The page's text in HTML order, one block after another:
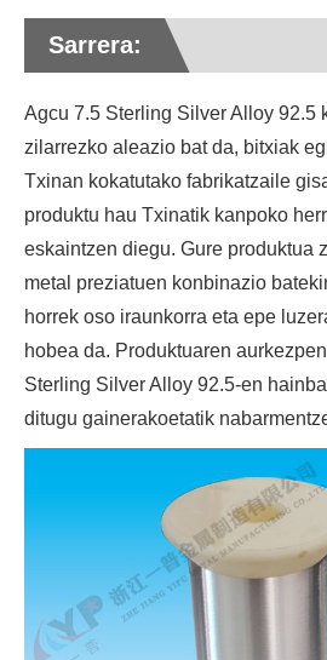
Sarrera:
Agcu 7.5 Sterling Silver Alloy 92.5
zilarrezko aleazio bat da, bitxiak
Txinan kokatutako fabrikatzaile
produktu hau Txinatik kanpoko
eskaintzen diegu. Gure produktua
metal preziatuen konbinazio
horrek oso iraunkorra eta epe
hobea da. Produktuaren
Sterling Silver Alloy 92.5-en
ditugu gainerakoetatik